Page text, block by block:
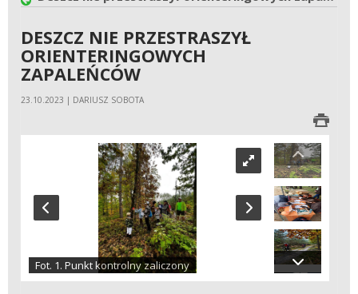
DESZCZ NIE PRZESTRASZYŁ
ORIENTERINGOWYCH
ZAPALEŃCÓW
23.10.2023 | DARIUSZ SOBOTA
Fot. 1. Punkt kontrolny zaliczony